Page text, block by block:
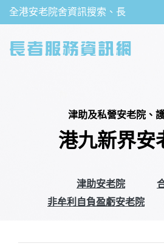
全港安老院舍資訊搜索、長
津助及私營安老院、
港九新界安
津助安老院
非牟利自負盈虧安老院